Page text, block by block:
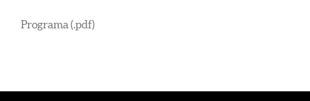
Programa (.pdf)